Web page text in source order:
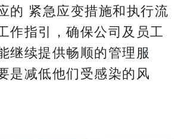
的 紧急应变措施和执行流
作指引，确保公司及员工
继续提供畅顺的管理服
是减低他们受感染的风